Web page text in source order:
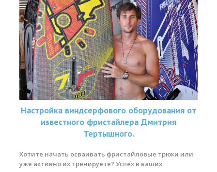
Вингфойлинг
Виндсерфинг
Кайтсерфинг
Новости
Медиа
Медиа архив
Фотки
Цены
Настройка виндсерфового оборудования от
известного фристайлера Дмитрия
Тертышного.
Хотите начать осваивать фристайловые трюки или
уже активно их тренируете? Успех в ваших